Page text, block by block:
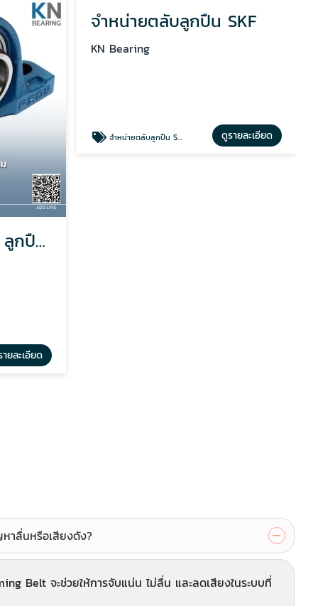
จำหน่าย ตลับลูกปืน ลูกปืนตุ๊กตา
ยละเอียด
าลื่นหรือเสียงดัง?
Belt จะช่วยให้การจับแน่น ไม่ลื่น และลดเสียงในระบบที่